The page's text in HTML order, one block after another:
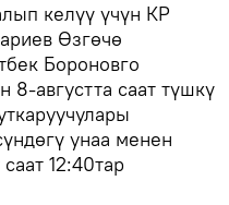
келүү үчүн КР
Өзгөчө
Бороновго
8-августта саат түшкү
унаа менен
12:40тар